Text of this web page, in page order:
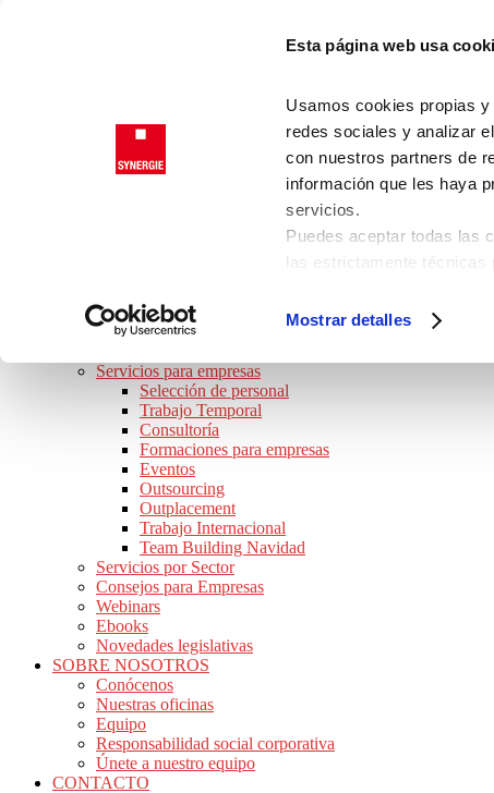
Esta página web usa
Usamos cookies propias
redes sociales y analizar
con nuestros partners de
información que les haya
servicios.
Puedes aceptar todas las
las estrictamente técnicas
Consulta nuestra
Política
de la página.
Mostrar detalles
JOB TOUR 2026 · ¡APÚNTATE!
Consejos de trabajo
Preguntas frecuentes
Servicios para empresas
Selección de personal
Trabajo Temporal
Consultoría
Formaciones para empresas
Eventos
Outsourcing
Outplacement
Trabajo Internacional
Team Building Navidad
Servicios por Sector
Consejos para Empresas
Webinars
Ebooks
Novedades legislativas
SOBRE NOSOTROS
Conócenos
Nuestras oficinas
Equipo
Responsabilidad social corporativa
Únete a nuestro equipo
CONTACTO